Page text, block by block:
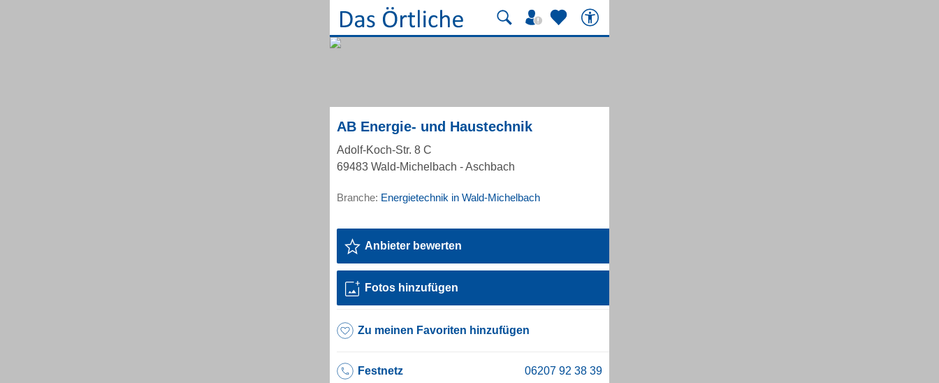
AB Energie- und Haustechnik
Adolf-Koch-Str. 8 C
69483 Wald-Michelbach - Aschbach
Branche: Energietechnik in Wald-Michelbach
Anbieter bewerten
Fotos hinzufügen
Zu meinen Favoriten hinzufügen
Festnetz